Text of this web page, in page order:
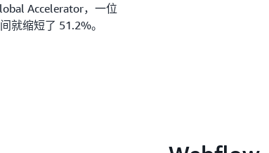
Accelerator，一位
就缩短了 51.2%。